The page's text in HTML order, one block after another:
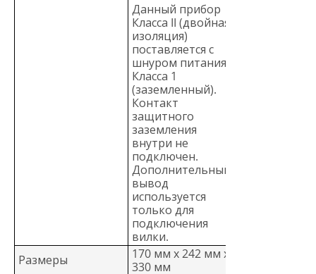
Данный прибор
Класса II (двойная
изоляция)
поставляется с
шнуром питания
Класса 1
(заземленный).
Контакт
защитного
заземления
внутри не
подключен.
Дополнительный
вывод
используется
только для
подключения
вилки.
Размеры
170 мм x 242 мм x
330 мм